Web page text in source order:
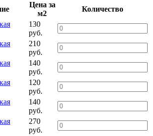
Цена за
м2
Количество
130
руб.
210
руб.
140
руб.
120
руб.
140
руб.
270
руб.